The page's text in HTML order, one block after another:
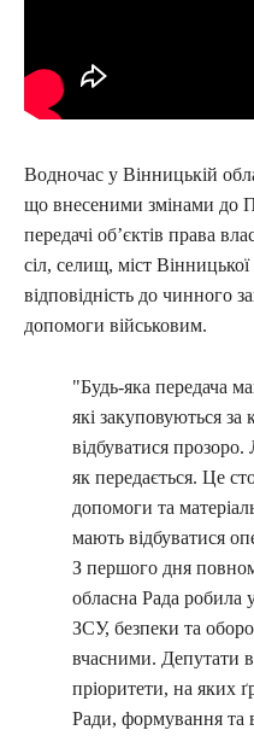
Водночас у Вінницькій
що внесеними змінами до
передачі об’єктів права
сіл, селищ, міст
відповідність до чинного
допомоги військовим.
"Будь-яка передача
які закуповуються
відбуватися
як передається. Це
допомоги та
мають відбуватися
З першого дня
обласна Рада робила
ЗСУ, безпеки та
вчасними. Депутати
пріоритети, на яких
Ради, формування та